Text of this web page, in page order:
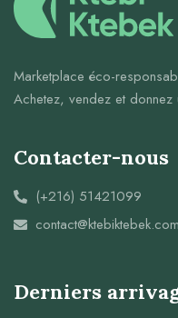
Marketplace éco-
Achetez, vendez et
Contacter-nous
(+216) 51421099
contact@ktebiktebek.com
Derniers